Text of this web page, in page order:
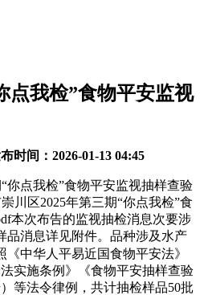
点我检”食物平安监视
时间： 2026-01-13 04:45
点我检”食物平安监视抽样查验
川区2025年第三期“你点我检”食
本次布告的监视抽检消息次要涉
品消息详见附件。品种涉及水产
《中华人平易近国食物平安法》
实施条例》《食物平安抽样查验
等法令律例，共计抽检样品50批